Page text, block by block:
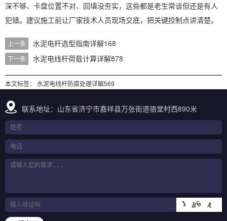
深不够、卡盘位置不对、回填没夯实，这些都是老生常谈但还是有人
犯错。建议施工前让厂家技术人员现场交底，把关键控制点讲清楚。
上一条 水泥电杆选型指南详解168
下一条 水泥电线杆荷载计算详解878
本文标签： 水泥电线杆防腐处理详解569
联系地址：山东省济宁市嘉祥县万张街道骆堂村西890米